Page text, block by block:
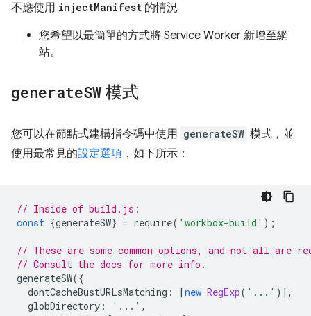
不應使用 injectManifest 的情況
您希望以最簡單的方式將 Service Worker 新增至網
站。
generateSW 模式
您可以在節點式建構指令碼中使用 generateSW 模式，並
使用最常見的設定選項 ，如下所示：
// Inside of build.js:
const {generateSW} = require( 'workbox-build' );
// These are some common options, and not all are
// Consult the docs for more info.
generateSW({
dontCacheBustURLsMatching : [new RegExp( '...' )],
globDirectory : '...' ,